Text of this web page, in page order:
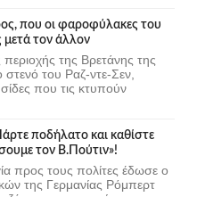
που οι φαροφύλακες του
μετά τον άλλον
της Βρετάνης της
στενό του Ραζ-ντε-Σεν,
που τις κτυπούν
ποδήλατο και καθίστε
τον Β.Πούτιν»!
προς τους πολίτες έδωσε ο
της Γερμανίας Ρόμπερτ